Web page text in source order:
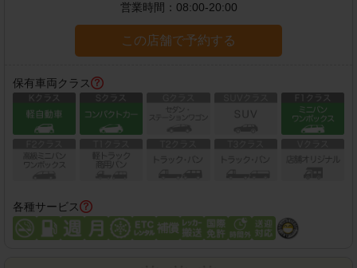
営業時間： 08:00-20:00
この店舗で予約する
保有車両クラス
各種サービス